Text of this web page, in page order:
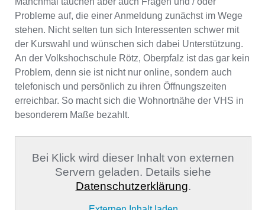
Probleme auf, die einer Anmeldung zunächst im Wege
stehen. Nicht selten tun sich Interessenten schwer mit
der Kurswahl und wünschen sich dabei Unterstützung.
An der Volkshochschule Rötz, Oberpfalz ist das gar kein
Problem, denn sie ist nicht nur online, sondern auch
telefonisch und persönlich zu ihren Öffnungszeiten
erreichbar. So macht sich die Wohnortnähe der VHS in
besonderem Maße bezahlt.
Bei Klick wird dieser Inhalt von externen
Servern geladen. Details siehe
Datenschutzerklärung.